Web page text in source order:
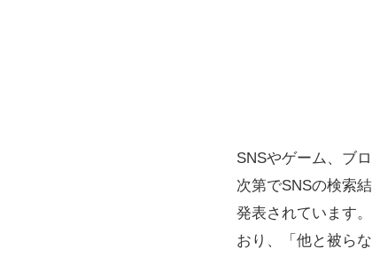
SNSやゲーム、ブ
次第でSNSの検索
発表されています
おり、「他と被ら